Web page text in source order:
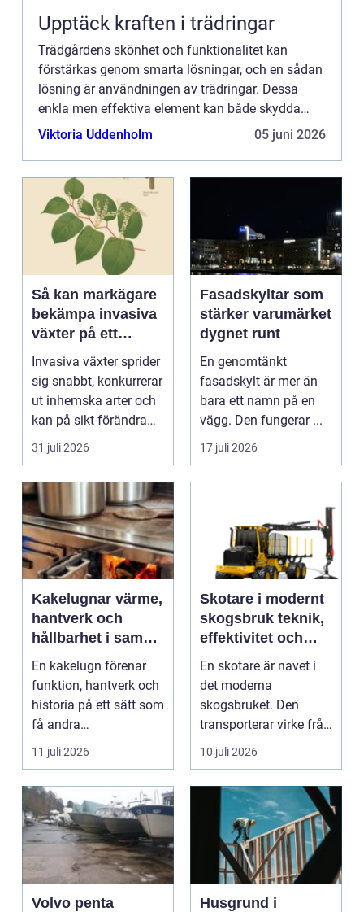
Upptäck kraften i trädringar
Trädgårdens skönhet och funktionalitet kan
förstärkas genom smarta lösningar, och en sådan
lösning är användningen av trädringar. Dessa
enkla men effektiva element kan både skydda
dina träd och ge din trädgård en estetisk
Viktoria Uddenholm 05 juni 2026
Så kan markägare
bekämpa invasiva
växter på ett
hållbart sätt
Invasiva växter sprider
sig snabbt, konkurrerar
ut inhemska arter och
kan på sikt förändra
hela ekos...
31 juli 2026
Fasadskyltar som
stärker varumärket
dygnet runt
En genomtänkt
fasadskylt är mer än
bara ett namn på en
vägg. Den fungerar ...
17 juli 2026
Kakelugnar värme,
hantverk och
hållbarhet i samma
eldstad
En kakelugn förenar
funktion, hantverk och
historia på ett sätt som
få andra
inredningsdetaljer
gör....
11 juli 2026
Skotare i modernt
skogsbruk teknik,
effektivitet och
hållbarhet
En skotare är navet i
det moderna
skogsbruket. Den
transporterar virke från
avverkningsplatsen till
10 juli 2026
Volvo penta
Husgrund i